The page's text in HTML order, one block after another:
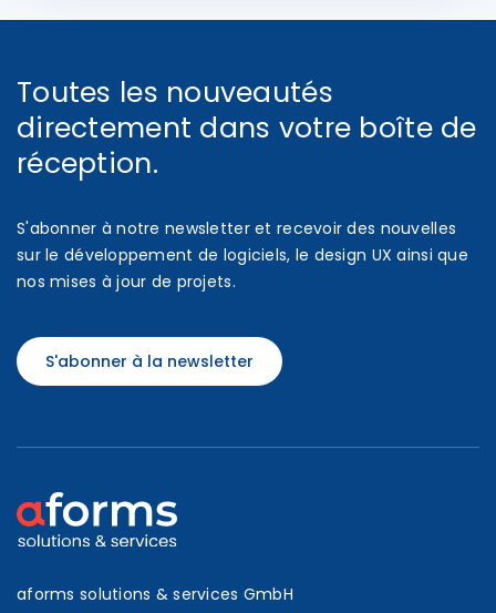
Toutes les nouveautés
directement dans votre boîte de
réception.
S'abonner à notre newsletter et recevoir des nouvelles
sur le développement de logiciels, le design UX ainsi que
nos mises à jour de projets.
S'abonner à la newsletter
aforms solutions & services GmbH